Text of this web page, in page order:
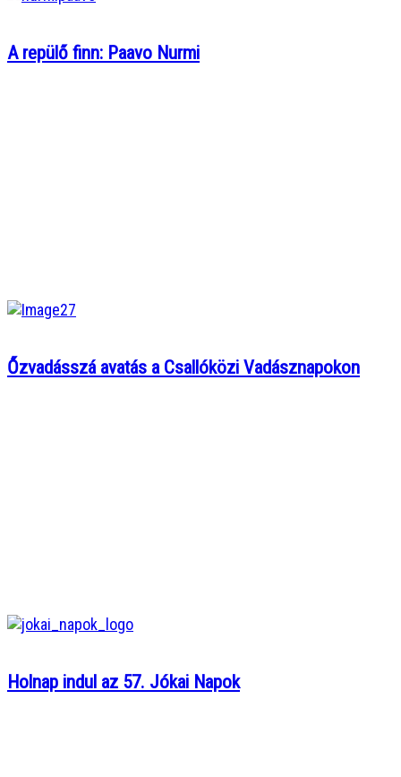
A repülő finn: Paavo Nurmi
Őzvadásszá avatás a Csallóközi Vadásznapokon
Holnap indul az 57. Jókai Napok